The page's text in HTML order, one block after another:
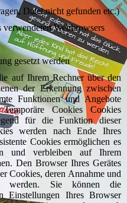
Datei nicht gefunden etc.)
verwendeten Webbrowsers
gesetzt werden
auf Ihrem Rechner über den
der Erkennung zwischen
Funktionen und Angebote
Cookies Cookies
für die Funktion dieser
werden nach Ende Ihres
Cookies ermöglichen es
und verbleiben auf Ihrem
Den Browser Ihres Gerätes
Cookies, deren Annahme und
werden. Sie können die
Einstellungen Ihres Browser